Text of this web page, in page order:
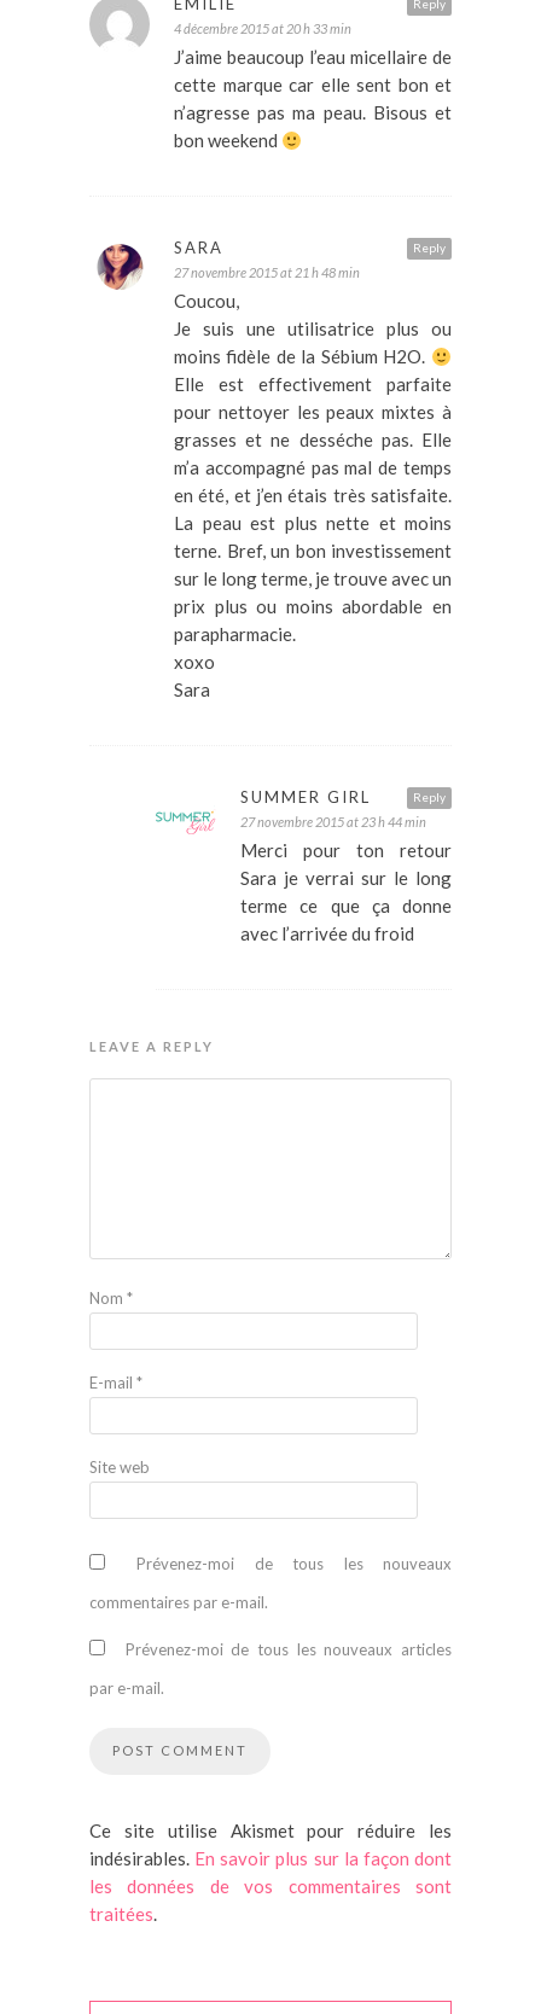
Reply
4 décembre 2015 at 20 h 33 min
J’aime beaucoup l’eau micellaire de
cette marque car elle sent bon et
n’agresse pas ma peau. Bisous et
bon weekend
Reply
SARA
27 novembre 2015 at 21 h 48 min
Coucou,
Je suis une utilisatrice plus ou
moins fidèle de la Sébium H2O.
Elle est effectivement parfaite
pour nettoyer les peaux mixtes à
grasses et ne desséche pas. Elle
m’a accompagné pas mal de temps
en été, et j’en étais très satisfaite.
La peau est plus nette et moins
terne. Bref, un bon investissement
sur le long terme, je trouve avec un
prix plus ou moins abordable en
parapharmacie.
xoxo
Sara
Reply
SUMMER GIRL
27 novembre 2015 at 23 h 44 min
Merci pour ton retour
Sara je verrai sur le long
terme ce que ça donne
avec l’arrivée du froid
LEAVE A REPLY
Nom *
E-mail *
Site web
Prévenez-moi de tous les nouveaux
commentaires par e-mail.
Prévenez-moi de tous les nouveaux articles
par e-mail.
Ce site utilise Akismet pour réduire les
indésirables. En savoir plus sur la façon dont
les données de vos commentaires sont
traitées.